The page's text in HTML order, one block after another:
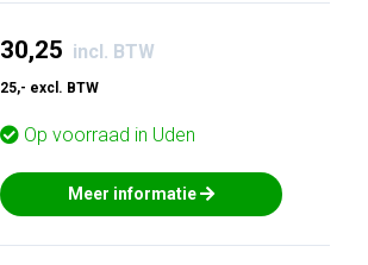
30,25 incl. BTW
25,- excl. BTW
Op voorraad in Uden
Meer informatie